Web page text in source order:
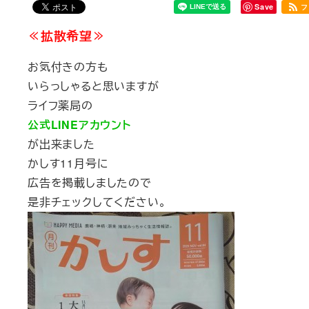
Save
≪拡散希望≫
お気付きの方も
いらっしゃると思いますが
ライフ薬局の
公式LINEアカウント
が出来ました
かしす11月号に
広告を掲載しましたので
是非チェックしてください。